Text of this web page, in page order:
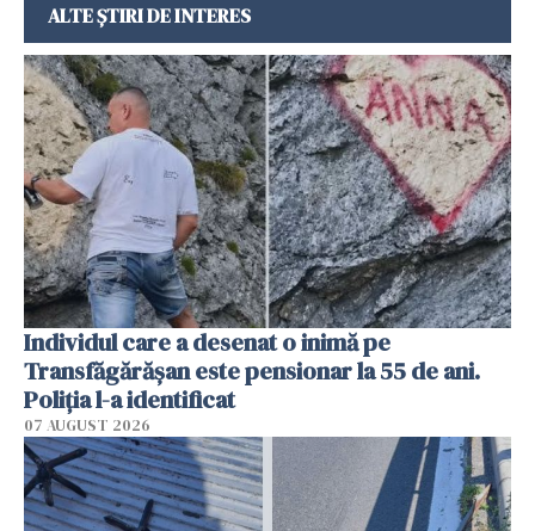
ALTE ȘTIRI DE INTERES
Individul care a desenat o inimă pe
Transfăgărășan este pensionar la 55 de ani.
Poliția l-a identificat
07 AUGUST 2026